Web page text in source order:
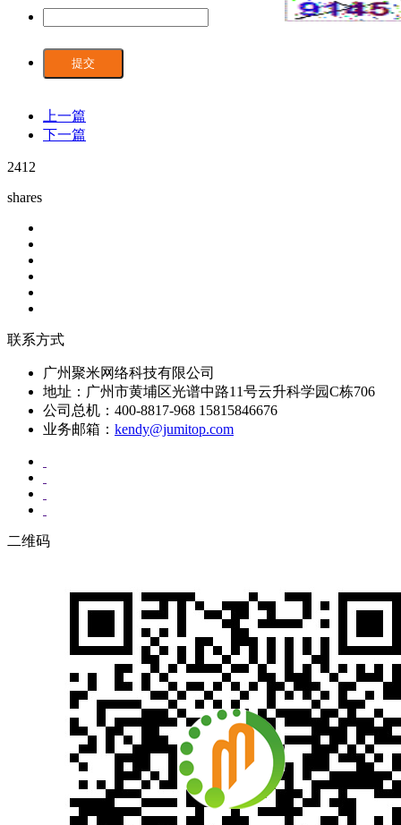
提交
上一篇
下一篇
2412
shares
联系方式
广州聚米网络科技有限公司
地址：广州市黄埔区光谱中路11号云升科学园C栋706
公司总机：400-8817-968 15815846676
业务邮箱： kendy@jumitop.com
二维码